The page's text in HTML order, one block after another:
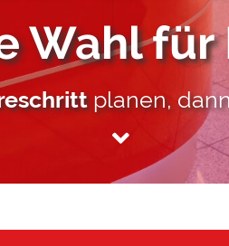
Wahl
planen,